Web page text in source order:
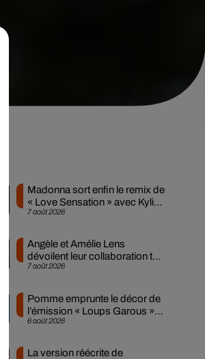
7 août 2026
Madonna sort enfin le remix de
« Love Sensation » avec Kylie
Minogue
7 août 2026
Angèle et Amélie Lens
dévoilent leur collaboration tant
attendue
6 août 2026
Pomme emprunte le décor de
l’émission « Loups Garous »
pour son...
La version réécrite de